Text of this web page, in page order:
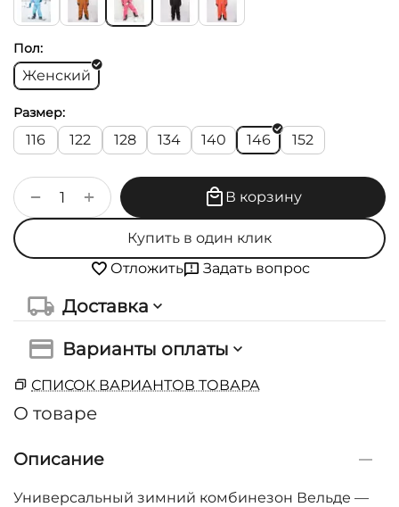
Пол:
Женский
Размер:
116 122 128 134 140 146 152
+
− В корзину
Купить в один клик
Отложить
Задать вопрос
Доставка
Варианты оплаты
СПИСОК ВАРИАНТОВ ТОВАРА
О товаре
Описание
Универсальный зимний комбинезон Вельде —